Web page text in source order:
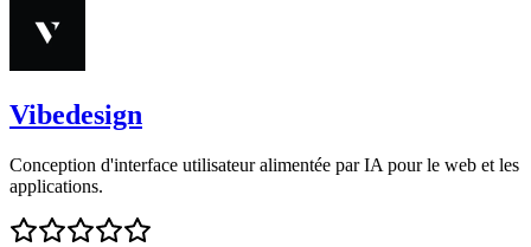
Vibedesign
Conception d'interface utilisateur alimentée par IA pour le web et les
applications.